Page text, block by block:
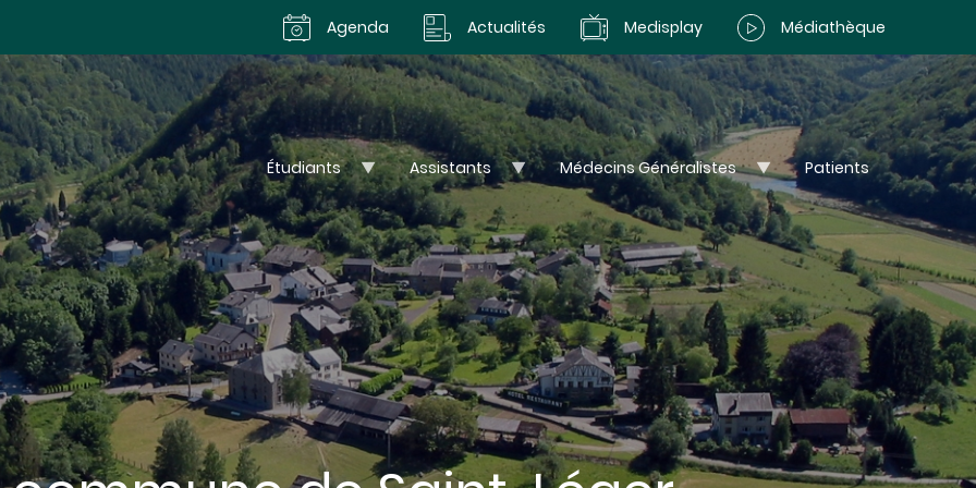
Agenda Actualités Medisplay Médiathèque
Étudiants Assistants Médecins Généralistes Patients